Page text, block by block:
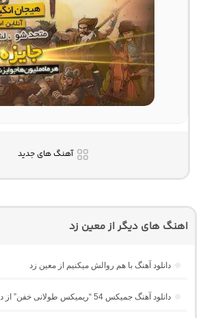
آهنگ های جدید
اهنگ های دیگر از معین زد
دانلود آهنگ با هم روالش میکنیم از معین زد
دانلود آهنگ جمیکس 54 “ریمیکس طولانی خفن” از دیجی جم